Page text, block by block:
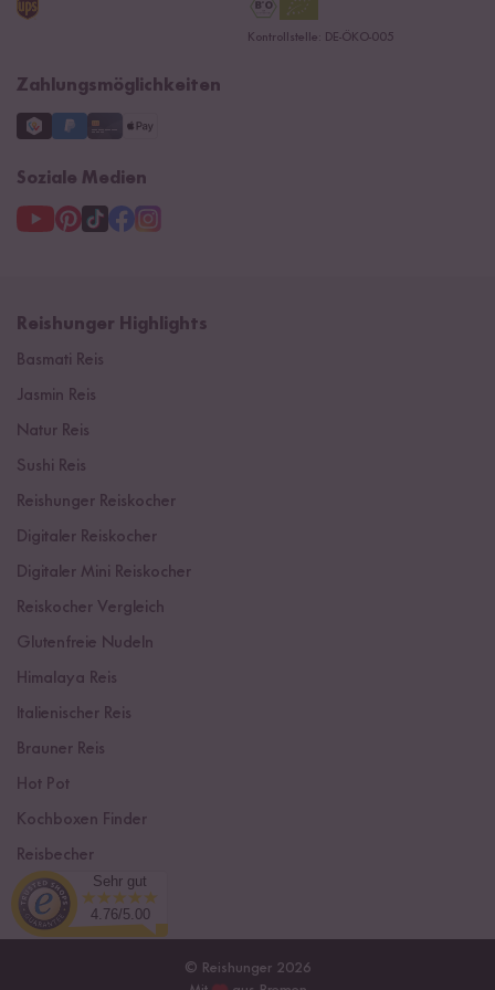
Datenschutzerklärung
Kontrollstelle: DE-ÖKO-005
Zahlungsmöglichkeiten
Soziale Medien
Reishunger Highlights
Basmati Reis
Jasmin Reis
Natur Reis
Sushi Reis
Reishunger Reiskocher
Digitaler Reiskocher
Digitaler Mini Reiskocher
Reiskocher Vergleich
Glutenfreie Nudeln
Himalaya Reis
Italienischer Reis
Brauner Reis
Hot Pot
Kochboxen Finder
Reisbecher
Sushi Einsteiger Box
© Reishunger 2026
Sehr gut
4.76/5.00